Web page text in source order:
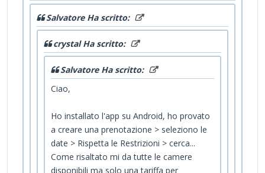
Salvatore Ha scritto:
crystal Ha scritto:
Salvatore Ha scritto:
Ciao,
Ho installato l'app su Android, ho provato
a creare una prenotazione > seleziono le
date > Rispetta le Restrizioni > cerca...
Come risaltato mi da tutte le camere
disponibili ma solo una tariffa per